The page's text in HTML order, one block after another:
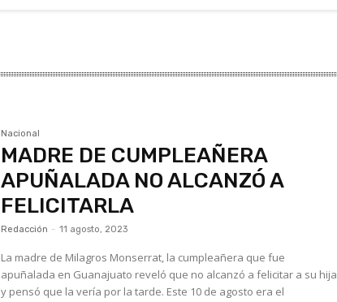
Nacional
MADRE DE CUMPLEAÑERA
APUÑALADA NO ALCANZÓ A
FELICITARLA
Redacción - 11 agosto, 2023
La madre de Milagros Monserrat, la cumpleañera que fue
apuñalada en Guanajuato reveló que no alcanzó a felicitar a su hija
y pensó que la vería por la tarde. Este 10 de agosto era el